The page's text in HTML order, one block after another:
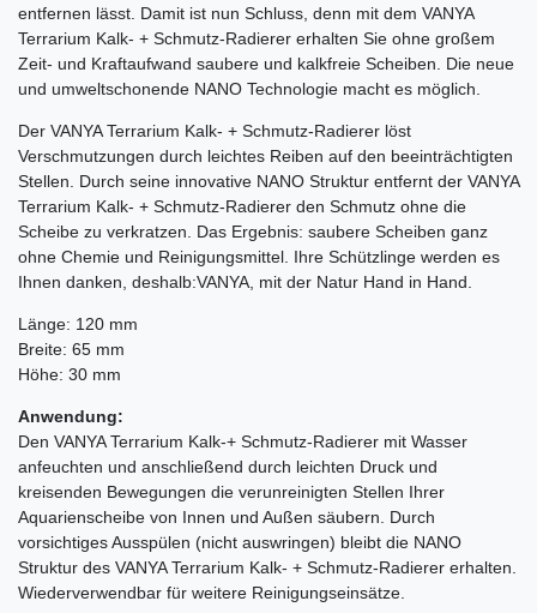
entfernen lässt. Damit ist nun Schluss, denn mit dem VANYA
Terrarium Kalk- + Schmutz-Radierer erhalten Sie ohne großem
Zeit- und Kraftaufwand saubere und kalkfreie Scheiben. Die neue
und umweltschonende NANO Technologie macht es möglich.
Der VANYA Terrarium Kalk- + Schmutz-Radierer löst
Verschmutzungen durch leichtes Reiben auf den beeinträchtigten
Stellen. Durch seine innovative NANO Struktur entfernt der VANYA
Terrarium Kalk- + Schmutz-Radierer den Schmutz ohne die
Scheibe zu verkratzen. Das Ergebnis: saubere Scheiben ganz
ohne Chemie und Reinigungsmittel. Ihre Schützlinge werden es
Ihnen danken, deshalb:VANYA, mit der Natur Hand in Hand.
Länge: 120 mm
Breite: 65 mm
Höhe: 30 mm
Anwendung:
Den VANYA Terrarium Kalk-+ Schmutz-Radierer mit Wasser
anfeuchten und anschließend durch leichten Druck und
kreisenden Bewegungen die verunreinigten Stellen Ihrer
Aquarienscheibe von Innen und Außen säubern. Durch
vorsichtiges Ausspülen (nicht auswringen) bleibt die NANO
Struktur des VANYA Terrarium Kalk- + Schmutz-Radierer erhalten.
Wiederverwendbar für weitere Reinigungseinsätze.